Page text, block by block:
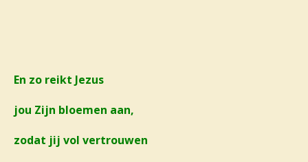
En zo reikt Jezus
jou Zijn bloemen aan,
zodat jij vol vertrouwen